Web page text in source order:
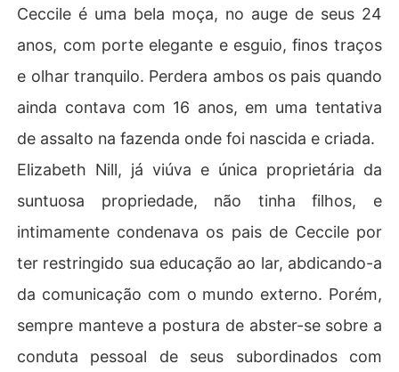
onhecimento de cada personagem envolvido.
Ceccile é uma bela moça, no auge de seus 24
anos, com porte elegante e esguio, finos traços
e olhar tranquilo. Perdera ambos os pais quando
ainda contava com 16 anos, em uma tentativa
de assalto na fazenda onde foi nascida e criada.
Elizabeth Nill, já viúva e única proprietária da
suntuosa propriedade, não tinha filhos, e
intimamente condenava os pais de Ceccile por
ter restringido sua educação ao lar, abdicando-a
da comunicação com o mundo externo. Porém,
sempre manteve a postura de abster-se sobre a
conduta pessoal de seus subordinados com